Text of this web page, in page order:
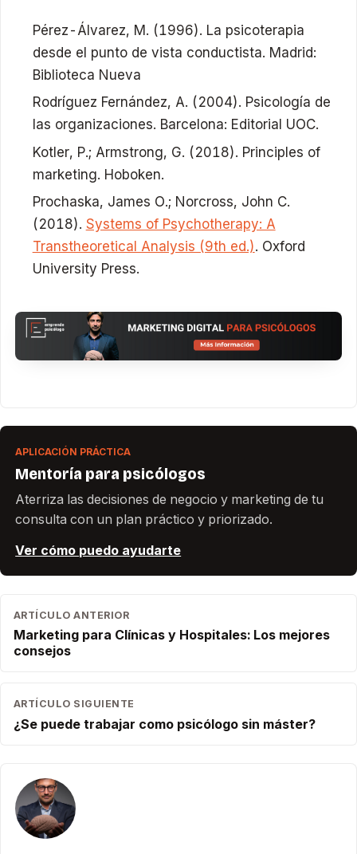
Pérez-Álvarez, M. (1996). La psicoterapia
desde el punto de vista conductista. Madrid:
Biblioteca Nueva
Rodríguez Fernández, A. (2004). Psicología de
las organizaciones. Barcelona: Editorial UOC.
Kotler, P.; Armstrong, G. (2018). Principles of
marketing. Hoboken.
Prochaska, James O.; Norcross, John C.
(2018). Systems of Psychotherapy: A
Transtheoretical Analysis (9th ed.). Oxford
University Press.
APLICACIÓN PRÁCTICA
Mentoría para psicólogos
Aterriza las decisiones de negocio y marketing de tu
consulta con un plan práctico y priorizado.
Ver cómo puedo ayudarte
ARTÍCULO ANTERIOR
Marketing para Clínicas y Hospitales: Los mejores
consejos
ARTÍCULO SIGUIENTE
¿Se puede trabajar como psicólogo sin máster?